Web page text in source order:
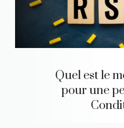
Quel est le
pour une